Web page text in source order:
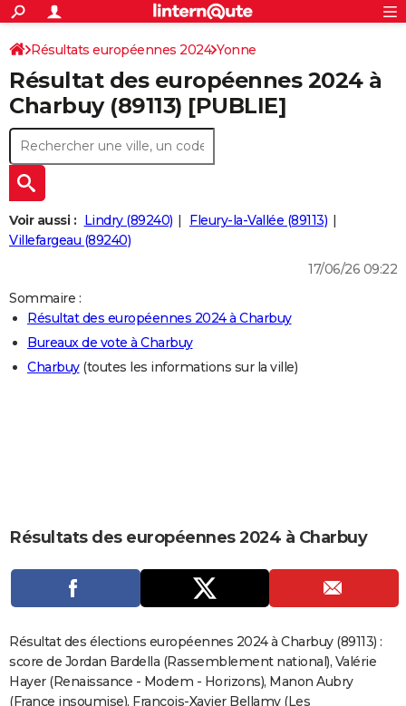
ACTUALITÉS
Politique
Société
Faits Divers
Education
Monde
Villes
+
SPORT
Coupe du monde 2026
Football
Tennis
Cyclisme
Rugby
Forum
CULTURE
Programme TV
TNT
Streaming
Cinéma
Sorties cinéma
Musique
+
FINANCE
Retraite
Impôts
Epargne
Immobilier
Risques naturels par ville
Banque
Assurance
Crédit
AUTO
Essais
Réserver un essai
Citadines
Berlines
SUV
Forum auto
+
HIGH-TECH
Mobiles
Meilleur smartphone
Internet
Ordinateurs
Jeux vidéo
Guide high-tech
+
BRICOLAGE
Guides de France
Escapades
Patrimoine
Expositions
Musées
Week-end nature
LIFESTYLE
Art de vivre
Bien-être
Loisirs
Mode
Modes de vie
CARTE DE VOEUX
Carte de Noël
Carte Bonne année
Carte Saint-Valentin
Carte Pâques
Carte d'anniversaire
DICTIONNAIRE
Dictionnaire
Biographies
Citations
Expressions
Proverbes
PROGRAMME TV
COPAINS D'AVANT
S'inscrire
Se connecter
Lycées
Collèges
Primaires
Universités
Entreprises
Service militaire
Avis de recherche
AVIS DE DÉCÈS
S'inscrire
Connexion
Résultats européennes 2024 Yonne
Résultat des européennes 2024 à
Charbuy (89113) [PUBLIE]
Voir aussi : Lindry (89240)
Fleury-la-Vallée (89113)
Villefargeau (89240)
17/06/26 09:22
Sommaire :
Résultat des européennes 2024 à Charbuy
Bureaux de vote à Charbuy
Charbuy(toutes les informations sur la ville)
Résultats des européennes 2024 à Charbuy
Résultat des élections européennes 2024 à Charbuy (89113) :
score de Jordan Bardella (Rassemblement national), Valérie
Hayer (Renaissance - Modem - Horizons), Manon Aubry
(France insoumise), François-Xavier Bellamy (Les